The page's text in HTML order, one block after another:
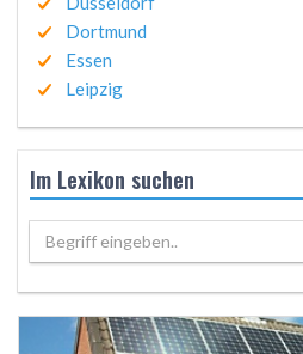
Dortmund
Essen
Leipzig
Im Lexikon suchen
Begriff eingeben..